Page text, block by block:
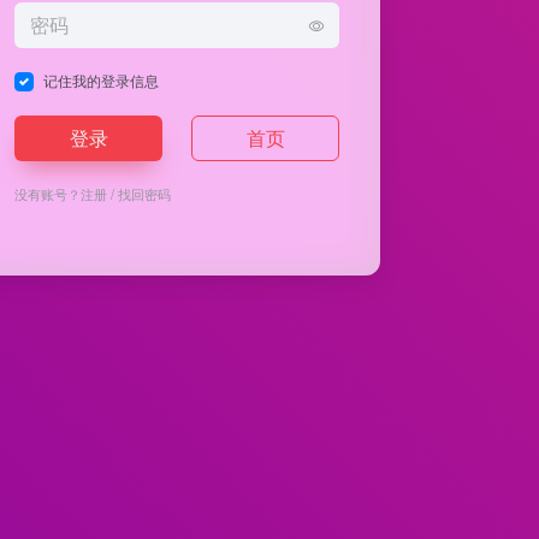
记住我的登录信息
登录 首页
没有账号？注册/找回密码